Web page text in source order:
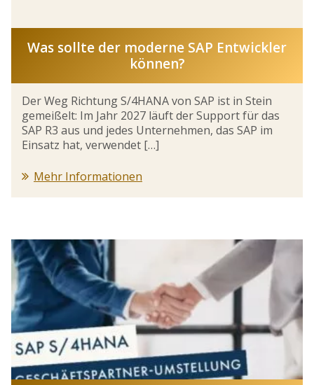
Was sollte der moderne SAP Entwickler
können?
Der Weg Richtung S/4HANA von SAP ist in Stein
gemeißelt: Im Jahr 2027 läuft der Support für das
SAP R3 aus und jedes Unternehmen, das SAP im
Einsatz hat, verwendet […]
Mehr Informationen